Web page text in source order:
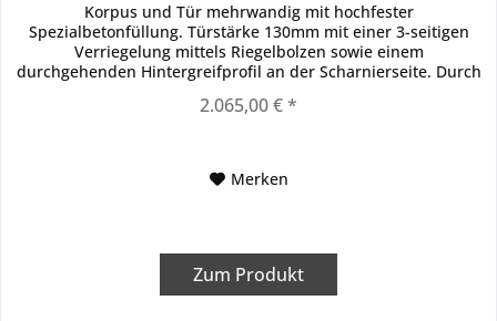
Korpus und Tür mehrwandig mit hochfester
Spezialbetonfüllung. Türstärke 130mm mit einer 3-seitigen
Verriegelung mittels Riegelbolzen sowie einem
durchgehenden Hintergreifprofil an der Scharnierseite. Durch
2.065,00 € *
Merken
Zum Produkt